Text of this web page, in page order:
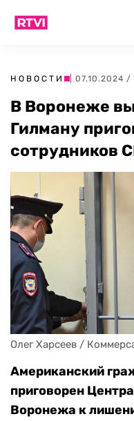
НОВОСТИ | 07.10.2024 /
В Воронеже
Гилману
сотрудников
Олег Харсеев /
Американский
приговорен
Воронежа к